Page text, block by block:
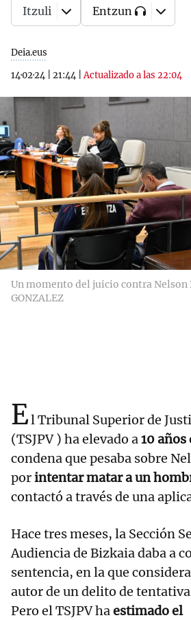
Deia.eus
14·02·24
21:44 |Actualizado a las 22:04
Itzuli Entzun
Un momento del juicio contra Nelson
GONZALEZ
El Tribunal Superior de
(TSJPV ) ha elevado a10
condena que pesaba sobre
porintentar matar a un
contactó a través de una
Hace tres meses, la Sección
Audiencia de Bizkaia daba a
sentencia, en la que
autor de un delito de
Pero el TSJPV haestimado el